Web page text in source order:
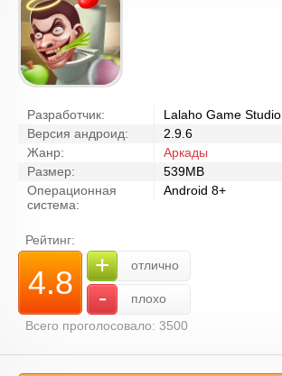
Разработчик:
Lalaho Game Studio
Версия андроид:
2.9.6
Жанр:
Аркады
Размер:
539MB
Операционная
система:
Android 8+
Рейтинг:
4.8 + отлично
-
плохо
Всего проголосовало: 3500